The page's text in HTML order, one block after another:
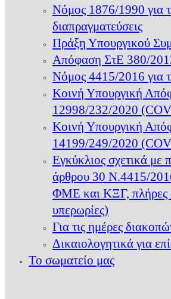
Νόμος 1876/1990 για
διαπραγματεύσεις
Πράξη Υπουργικού
Απόφαση ΣτΕ 380/
Νόμος 4415/2016 για
Κοινή Υπουργική
12998/232/2020
Κοινή Υπουργική
14199/249/2020
Εγκύκλιος σχετικά με
άρθρου 30 Ν.4415/
ΦΜΕ και ΚΞΓ, πλήρες
υπερωρίες)
Για τις ημέρες
Δικαιολογητικά για
Το σωματείο μας